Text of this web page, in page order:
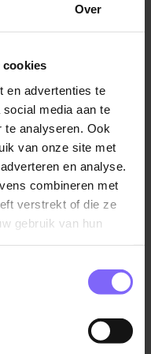
Over
cookies
en advertenties te
media aan te
te analyseren. Ook
van onze site met
en analyse.
combineren met
verstrekt of die ze
gebruik van hun
bent
in de
er voor dat onze
bijzonder gevoel bij
Of even een
elke dag is.
van eten en
de
is een belangrijk